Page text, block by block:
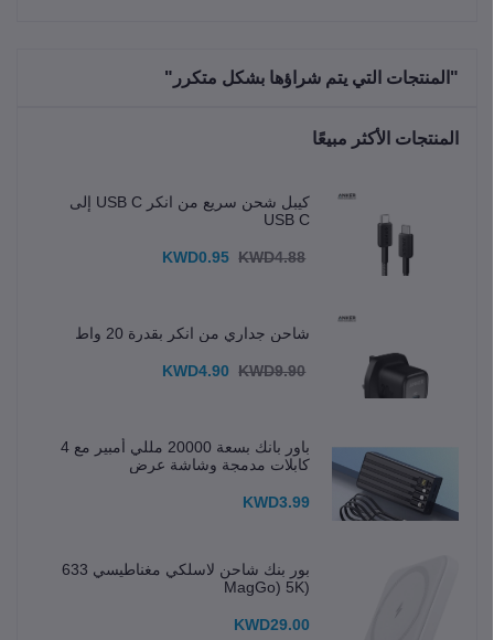
"المنتجات التي يتم شراؤها بشكل متكرر"
المنتجات الأكثر مبيعًا
كيبل شحن سريع من انكر USB C إلى
USB C
KWD0.95 KWD4.88
شاحن جداري من انكر بقدرة 20 واط
KWD4.90 KWD9.90
باور بانك بسعة 20000 مللي أمبير مع 4
كابلات مدمجة وشاشة عرض
KWD3.99
بور بنك شاحن لاسلكي مغناطيسي 633
(MagGo) 5K
KWD29.00